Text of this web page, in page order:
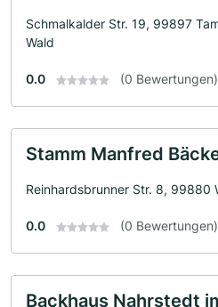
Schmalkalder Str. 19, 99897
Wald
0.0 (0 Bewertungen)
Stamm Manfred
Reinhardsbrunner Str. 8, 99880
0.0 (0 Bewertungen)
Backhaus Nahrstedt